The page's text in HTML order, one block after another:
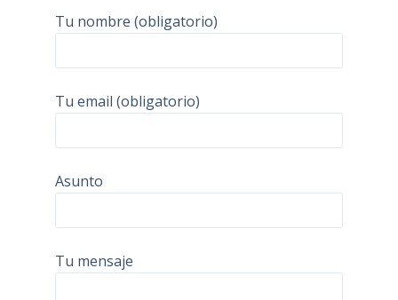
Tu nombre (obligatorio)
Tu email (obligatorio)
Asunto
Tu mensaje